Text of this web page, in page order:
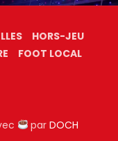
HORS-JEU
FOOT LOCAL
parDOCH